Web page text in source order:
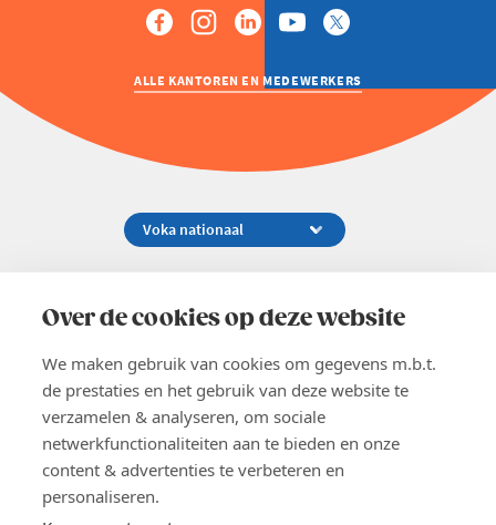
Over de cookies op deze website
We maken gebruik van cookies om gegevens m.b.t.
de prestaties en het gebruik van deze website te
verzamelen & analyseren, om sociale
netwerkfunctionaliteiten aan te bieden en onze
content & advertenties te verbeteren en
personaliseren.
ALLE KANTOREN EN MEDEWERKERS
02 229 81 11
EN